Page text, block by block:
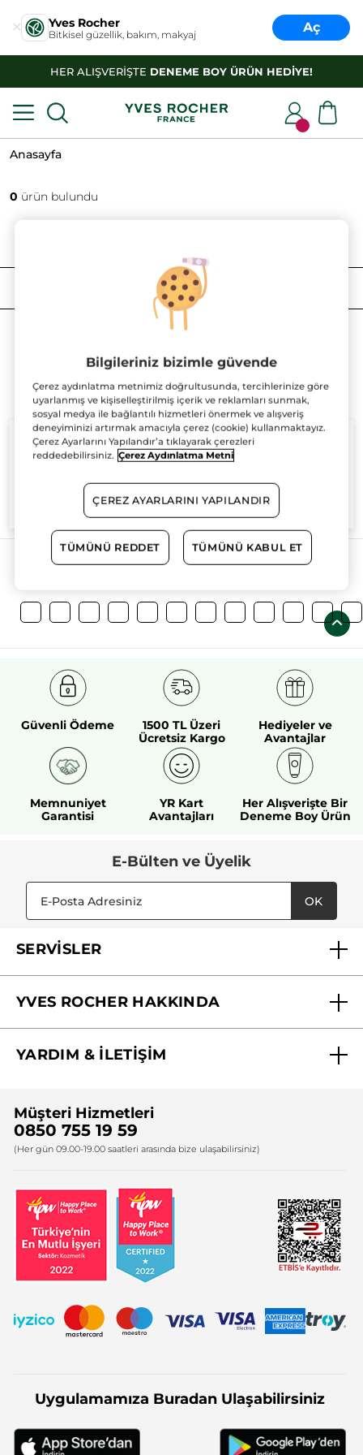
Yves Rocher
Bitkisel güzellik, bakım, makyaj Aç
HER ALIŞVERİŞTE DENEME BOY ÜRÜN HEDİYE!
Anasayfa
0 ürün bulundu
SIRALAMA
%100
aktifler
bitkisel
tarım sahası
Daha Fazlasını Keşfedin!
Güvenli Ödeme
1500 TL Üzeri
Ücretsiz Kargo
Hediyeler ve
Avantajlar
Memnuniyet
Garantisi
YR Kart
Avantajları
Her Alışverişte Bir
Deneme Boy Ürün
E-Bülten ve Üyelik
OK
SERVİSLER
YVES ROCHER HAKKINDA
Yves Rocher Vakfı
YARDIM & İLETİŞİM
Bize Ulaşın
Firma Bilgileri
Müşteri Hizmetleri
0850 755 19 59
(Her gün 09.00-19.00 saatleri arasında bize ulaşabilirsiniz)
Uygulamamıza Buradan Ulaşabilirsiniz
Bilgileriniz bizimle güvende
Çerez aydınlatma metnimiz doğrultusunda, tercihlerinize göre
uyarlanmış ve kişiselleştirilmiş içerik ve reklamları sunmak,
sosyal medya ile bağlantılı hizmetleri önermek ve alışveriş
deneyiminizi artırmak amacıyla çerez (cookie) kullanmaktayız.
Çerez Ayarlarını Yapılandır’a tıklayarak çerezleri
reddedebilirsiniz. Çerez Aydınlatma Metni
ÇEREZ AYARLARINI YAPILANDIR
TÜMÜNÜ REDDET TÜMÜNÜ KABUL ET